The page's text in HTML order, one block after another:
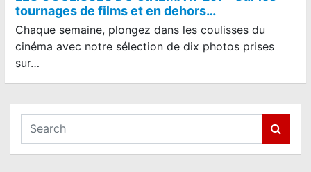
tournages de films et en dehors…
Chaque semaine, plongez dans les coulisses du
cinéma avec notre sélection de dix photos prises
sur…
a